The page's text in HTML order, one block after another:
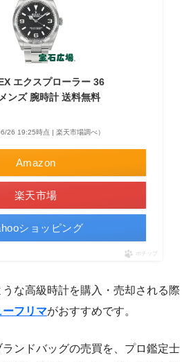
エクスプローラー 36
ンズ 腕時計 送料無料
26 19:25時点 | 楽天市場調べ）
Amazon
楽天市場
ショッピング
ポチップ
な高級時計を購入・売却される際
フリマがおすすめです。
ンドバッグの売買を、プロ鑑定士